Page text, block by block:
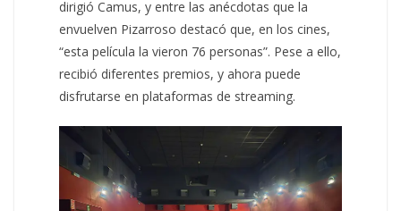
dirigió Camus, y entre las anécdotas que la
envuelven Pizarroso destacó que, en los cines,
“esta película la vieron 76 personas”. Pese a ello,
recibió diferentes premios, y ahora puede
disfrutarse en plataformas de streaming.